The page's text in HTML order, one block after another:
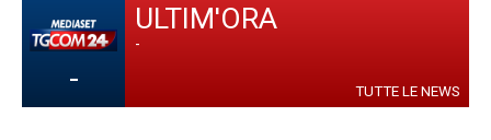
-
ULTIM'ORA
-
TUTTE LE NEWS